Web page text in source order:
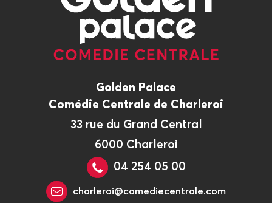
Golden Palace
Comédie Centrale de Charleroi
33 rue du Grand Central
6000 Charleroi
04 254 05 00
charleroi@comediecentrale.com